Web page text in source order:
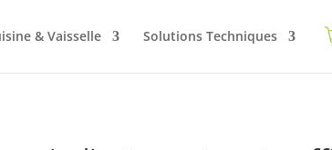
& Vaisselle Solutions Techniques